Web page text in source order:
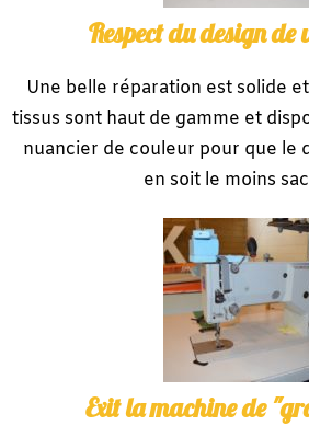
Respect du design de
Une belle réparation est solide
tissus sont haut de gamme et
nuancier de couleur pour que le
en soit le moins
Exit la machine de